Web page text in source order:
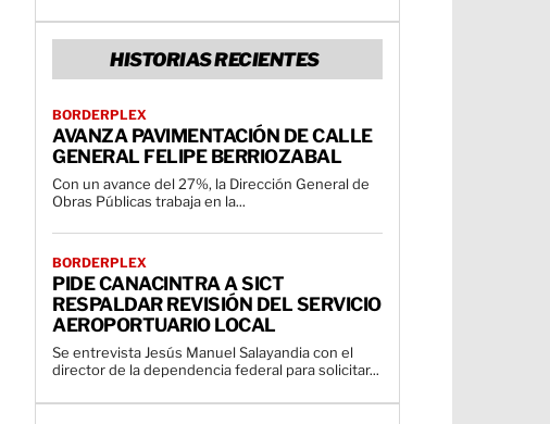
HISTORIAS RECIENTES
BORDERPLEX
AVANZA PAVIMENTACIÓN DE CALLE
GENERAL FELIPE BERRIOZABAL
Con un avance del 27%, la Dirección General de
Obras Públicas trabaja en la...
BORDERPLEX
PIDE CANACINTRA A SICT
RESPALDAR REVISIÓN DEL SERVICIO
AEROPORTUARIO LOCAL
Se entrevista Jesús Manuel Salayandia con el
director de la dependencia federal para solicitar...